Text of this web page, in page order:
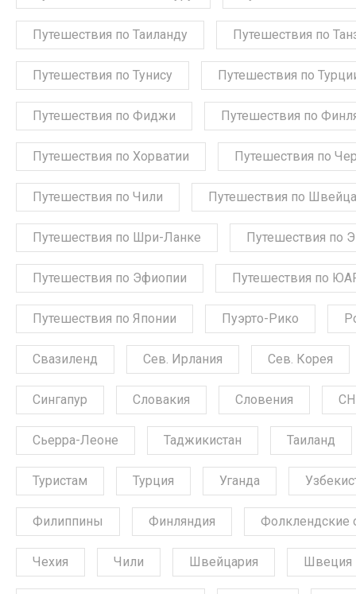
Путешествия по Таиланду Путешествия по
Путешествия по Тунису Путешествия по
Путешествия по Фиджи Путешествия по
Путешествия по Хорватии Путешествия по
Путешествия по Чили Путешествия по
Путешествия по Шри-Ланке Путешествия по
Путешествия по Эфиопии Путешествия по
Путешествия по Японии Пуэрто-Рико
Свазиленд Сев. Ирлания Сев. Корея
Сингапур Словакия Словения
Сьерра-Леоне Таджикистан Таиланд
Туристам Турция Уганда
Филиппины Финляндия Фолклендские
Чехия Чили Швейцария Швеция